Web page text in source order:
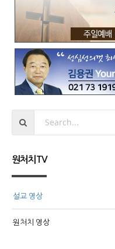
원처치TV
설교 영상
원처치 영상